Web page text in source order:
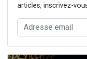
articles, inscrivez-